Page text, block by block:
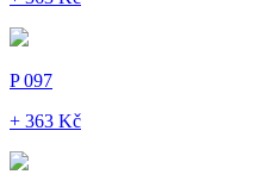
P 097
+ 363 Kč